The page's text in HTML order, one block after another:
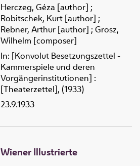
Herczeg, Géza [author] ;
Robitschek, Kurt [author] ;
Rebner, Arthur [author] ; Grosz,
Wilhelm [composer]
In: [Konvolut Besetzungszettel -
Kammerspiele und deren
Vorgängerinstitutionen] :
[Theaterzettel], (1933)
23.9.1933
Wiener Illustrierte